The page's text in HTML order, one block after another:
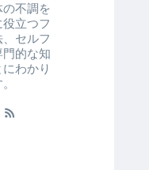
不調を
立つフ
セルフ
的な知
わかり